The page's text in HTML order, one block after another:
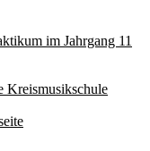
im Jahrgang 11
Kreismusikschule